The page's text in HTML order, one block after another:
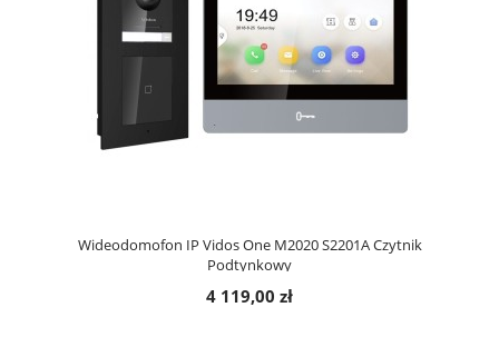
Wideodomofon IP Vidos One M2020 S2201A Czytnik
Podtynkowy
4 119,00 zł